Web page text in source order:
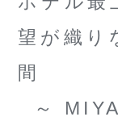
望が織り
間
～